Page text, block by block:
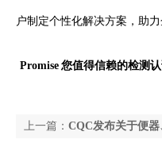
户制定个性化解决方案，助力
Promise 您值得信赖的检测
上一篇： CQC发布关于便